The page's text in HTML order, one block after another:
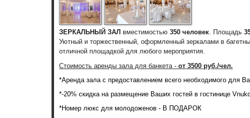
ЗЕРКАЛЬНЫЙ ЗАЛ вместимостью 350 человек. Площадь
Уютный и торжественный, оформленный зеркалами в
отличной площадкой для любого мероприятия.
Стоимость аренды зала для банкета - от 3500 руб./чел.
*Аренда зала с предоставлением всего необходимого для
*-20% скидка на размещение Ваших гостей в гостинице
*Номер люкс для молодоженов - В ПОДАРОК